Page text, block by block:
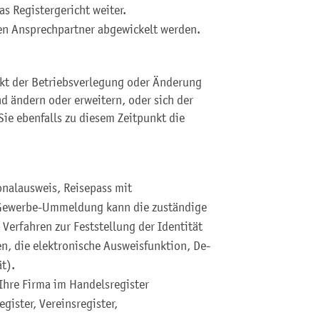
Registergericht weiter.
Ansprechpartner abgewickelt werden.
der Betriebsverlegung oder Änderung
ändern oder erweitern, oder sich der
ebenfalls zu diesem Zeitpunkt die
Reisepass mit
Ummeldung kann die zuständige
zur Feststellung der Identität
die elektronische Ausweisfunktion, De-
Firma im Handelsregister
Vereinsregister,